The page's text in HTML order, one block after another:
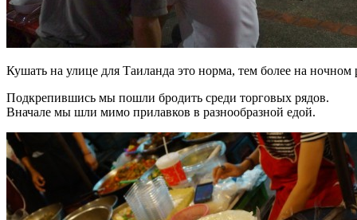
Кушать на улице для Таиланда это норма, тем более на ночном
Подкрепившись мы пошли бродить среди торговых рядов.
Вначале мы шли мимо прилавков в разнообразной едой.